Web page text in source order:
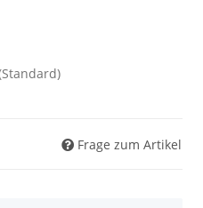
Frage zum Artikel